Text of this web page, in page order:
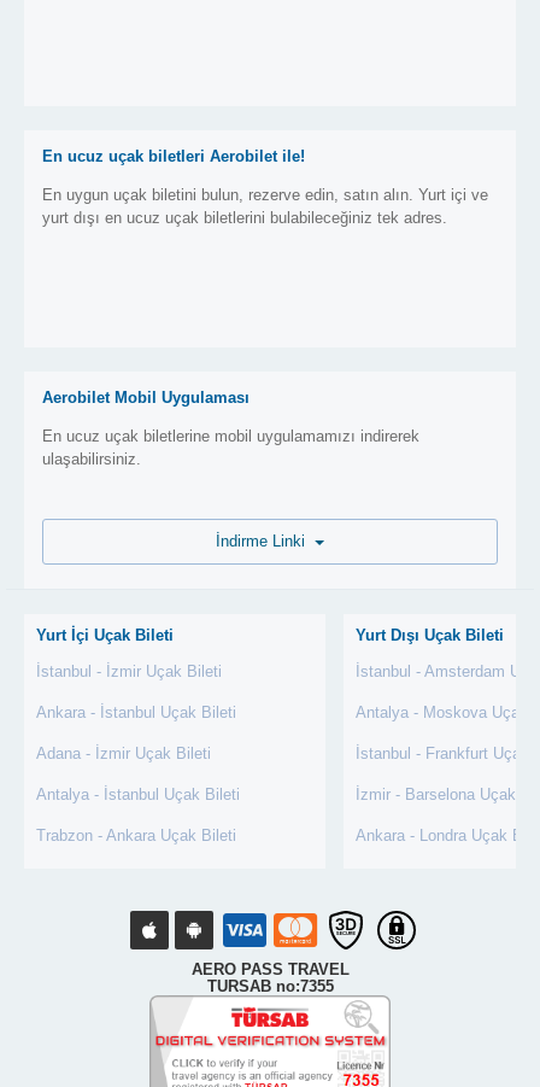
En ucuz uçak biletleri Aerobilet ile!
En uygun uçak biletini bulun, rezerve edin, satın alın. Yurt içi ve
yurt dışı en ucuz uçak biletlerini bulabileceğiniz tek adres.
Aerobilet Mobil Uygulaması
En ucuz uçak biletlerine mobil uygulamamızı indirerek
ulaşabilirsiniz.
Yurt İçi Uçak Bileti
İstanbul - İzmir Uçak Bileti
Ankara - İstanbul Uçak Bileti
Adana - İzmir Uçak Bileti
Antalya - İstanbul Uçak Bileti
Trabzon - Ankara Uçak Bileti
Yurt Dışı Uçak Bileti
İstanbul - Amsterdam
Antalya - Moskova Uçak
İstanbul - Frankfurt Uçak
İzmir - Barselona Uçak
Ankara - Londra Uçak
AERO PASS TRAVEL
TURSAB no:7355